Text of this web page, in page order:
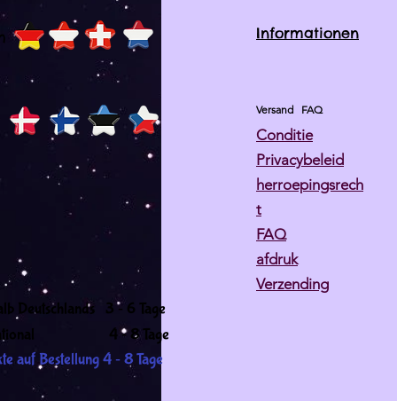
Deutschlands 3- 6 Tage
4-8 Tage
Informationen
Versand FAQ
Conditie
Privacybeleid
herroepingsrech
t
FAQ
afdruk
Verzending
auf Bestellung 4 - 8 Tage